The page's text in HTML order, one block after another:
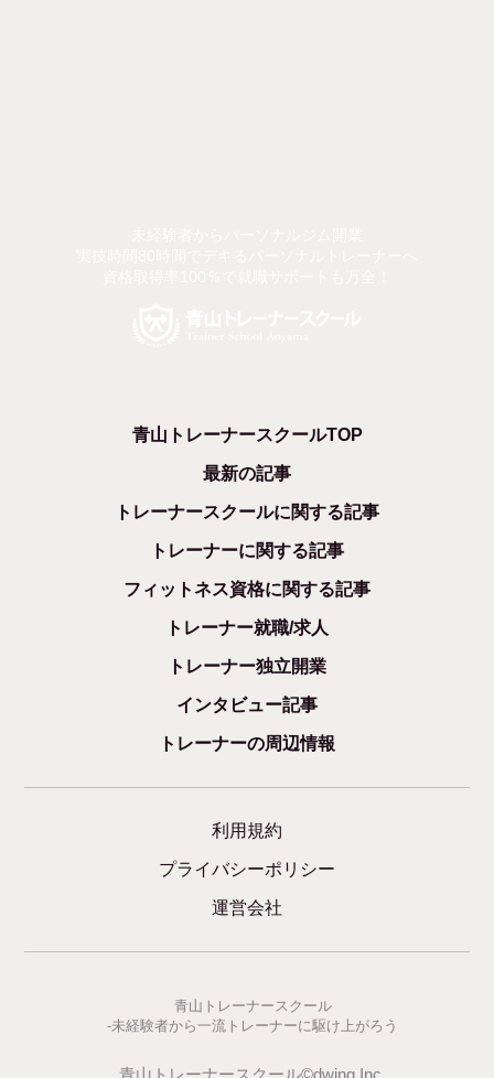
青山トレーナースクールTOP
最新の記事
トレーナースクールに関する記事
トレーナーに関する記事
フィットネス資格に関する記事
トレーナー就職/求人
トレーナー独立開業
インタビュー記事
トレーナーの周辺情報
利用規約
プライバシーポリシー
運営会社
青山トレーナースクール
-未経験者から一流トレーナーに駆け上がろう